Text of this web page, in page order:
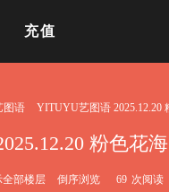
充值
图语 YITUYU艺图语 2025.12.20
粉色花
全部楼层 倒序浏览 69 次阅读